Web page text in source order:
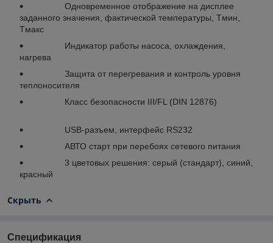
Одновременное отображение на дисплее
заданного значения, фактической температуры, Tмин,
Tмакс
Индикатор работы насоса, охлаждения,
нагрева
Защита от перегревания и контроль уровня
теплоносителя
Класс безопасности III/FL (DIN 12876)
USB-разъем, интерфейс RS232
АВТО старт при перебоях сетевого питания
3 цветовых решения: серый (стандарт), синий,
красный
Скрыть
Спецификация